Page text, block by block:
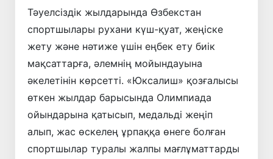
Тәуелсіздік жылдарында Өзбекстан
спортшылары рухани күш-қуат, жеңіске
жету және нәтиже үшін еңбек ету биік
мақсаттарға, әлемнің мойындауына
әкелетінін көрсетті. «Юксалиш» қозғалысы
өткен жылдар барысында Олимпиада
ойындарына қатысып, медальді жеңіп
алып, жас өскелең ұрпаққа өнеге болған
спортшылар туралы жалпы мағлұматтарды